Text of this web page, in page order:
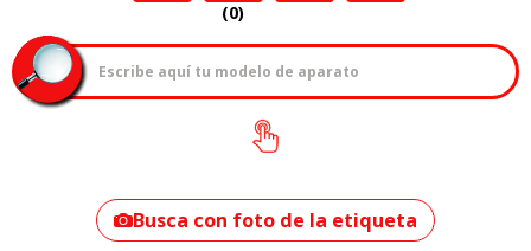
(0)
¿Cómo encontrar
tu modelo?
Busca con foto de la etiqueta